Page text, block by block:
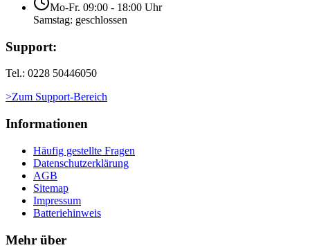
Mo-Fr. 09:00 - 18:00 Uhr
Samstag: geschlossen
Support:
Tel.: 0228 50446050
>Zum Support-Bereich
Informationen
Häufig gestellte Fragen
Datenschutzerklärung
AGB
Sitemap
Impressum
Batteriehinweis
Mehr über